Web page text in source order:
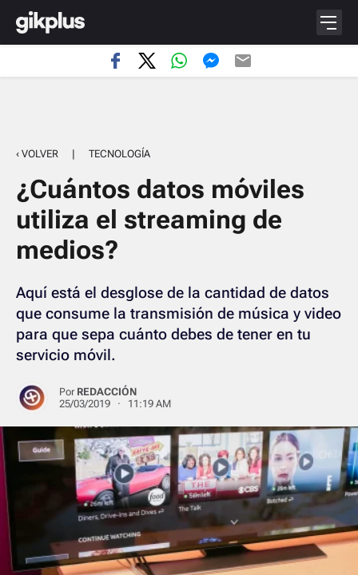
‹ VOLVER | TECNOLOGÍA
¿Cuántos datos móviles
utiliza el streaming de
medios?
Aquí está el desglose de la cantidad de datos
que consume la transmisión de música y video
para que sepa cuánto debes de tener en tu
servicio móvil.
Por REDACCIÓN
25/03/2019 · 11:19 AM